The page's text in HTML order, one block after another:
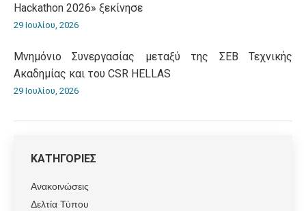
Hackathon 2026» ξεκίνησε
29 Ιουλίου, 2026
Μνημόνιο Συνεργασίας μεταξύ της ΣΕΒ Τεχνικής
Ακαδημίας και του CSR HELLAS
29 Ιουλίου, 2026
ΚΑΤΗΓΟΡΙΕΣ
Ανακοινώσεις
Δελτία Τύπου